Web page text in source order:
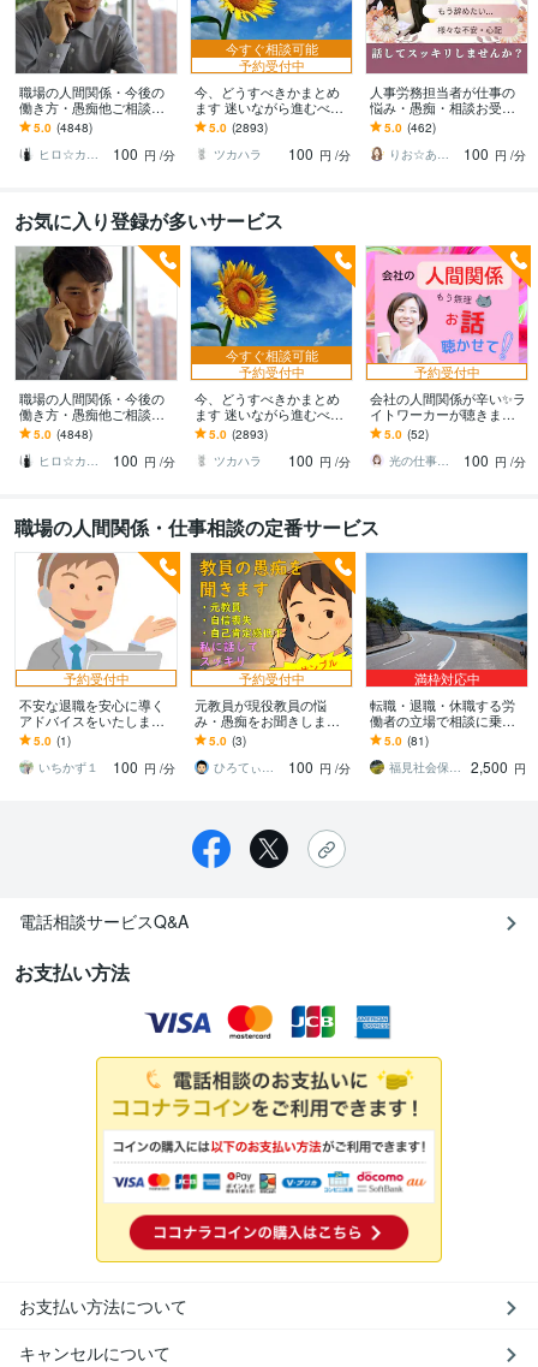
職場の人間関係・今後の
働き方・愚痴他ご相談承
ります お金に関する悩
み・転職・職場の悩みな
どお伺い致します
5.0 (4848)
ヒロ☆カウンセリング＆コンサルティング
100 円 /分
今すぐ相談可能
予約受付中
今、どうすべきかまとめ
ます 迷いながら進むべき
道を探している方へ
5.0 (2893)
ツカハラ
100 円 /分
人事労務担当者が仕事の
悩み・愚痴・相談お受け
します 職場の人間関係・
仕事・将来の不安・転
職・面接等一緒に考えま
5.0 (462)
りお☆あなたの背中そっと押します
100 円 /分
お気に入り登録が多いサービス
職場の人間関係・今後の
働き方・愚痴他ご相談承
ります お金に関する悩
み・転職・職場の悩みな
どお伺い致します
5.0 (4848)
ヒロ☆カウンセリング＆コンサルティング
100 円 /分
今すぐ相談可能
予約受付中
今、どうすべきかまとめ
ます 迷いながら進むべき
道を探している方へ
5.0 (2893)
ツカハラ
100 円 /分
予約受付中
会社の人間関係が辛い✨️ラ
イトワーカーが聴きます
パワハラ上司・意地悪な
同僚・仲間外れ・無視・
無関心・いじめ
5.0 (52)
光の仕事人＠SACHIKO
100 円 /分
職場の人間関係・仕事相談の定番サービス
予約受付中
不安な退職を安心に導く
アドバイスをいたします
円満退職/有休/残業代/ボー
ナスなど諦める前にプロ
に相談を！
5.0 (1)
いちかず１
100 円 /分
予約受付中
元教員が現役教員の悩
み・愚痴をお聞きします
精神的につらい、自己肯
定感喪失、辞めても転職
が不安…など！！
5.0 (3)
ひろてぃーpapa☆プロ家庭教師☆
100 円 /分
満枠対応中
転職・退職・休職する労
働者の立場で相談に乗り
ます 有給休暇・残業代・
失業保険・雇用契約・解
雇等何でもOKです！
5.0 (81)
福見社会保険労務士事務所
2,500 円
電話相談サービスQ&A
お支払い方法
お支払い方法について
キャンセルについて